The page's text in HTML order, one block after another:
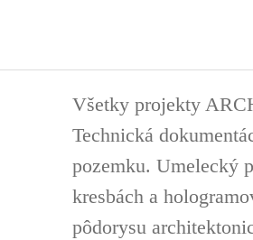
Všetky projekty
Technická
pozemku. Umelecký
kresbách a
pôdorysu